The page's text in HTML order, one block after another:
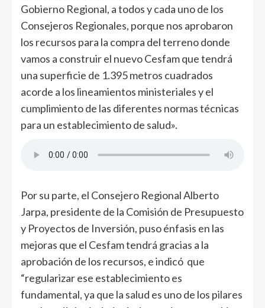
Gobierno Regional, a todos y cada uno de los
Consejeros Regionales, porque nos aprobaron
los recursos para la compra del terreno donde
vamos a construir el nuevo Cesfam que tendrá
una superficie de 1.395 metros cuadrados
acorde a los lineamientos ministeriales y el
cumplimiento de las diferentes normas técnicas
para un establecimiento de salud».
Por su parte, el Consejero Regional Alberto
Jarpa, presidente de la Comisión de Presupuesto
y Proyectos de Inversión, puso énfasis en las
mejoras que el Cesfam tendrá gracias a la
aprobación de los recursos, e indicó que
“regularizar ese establecimiento es
fundamental, ya que la salud es uno de los pilares